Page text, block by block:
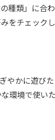
種類」に合わ
をチェックし
やかに遊びた
環境で使いた